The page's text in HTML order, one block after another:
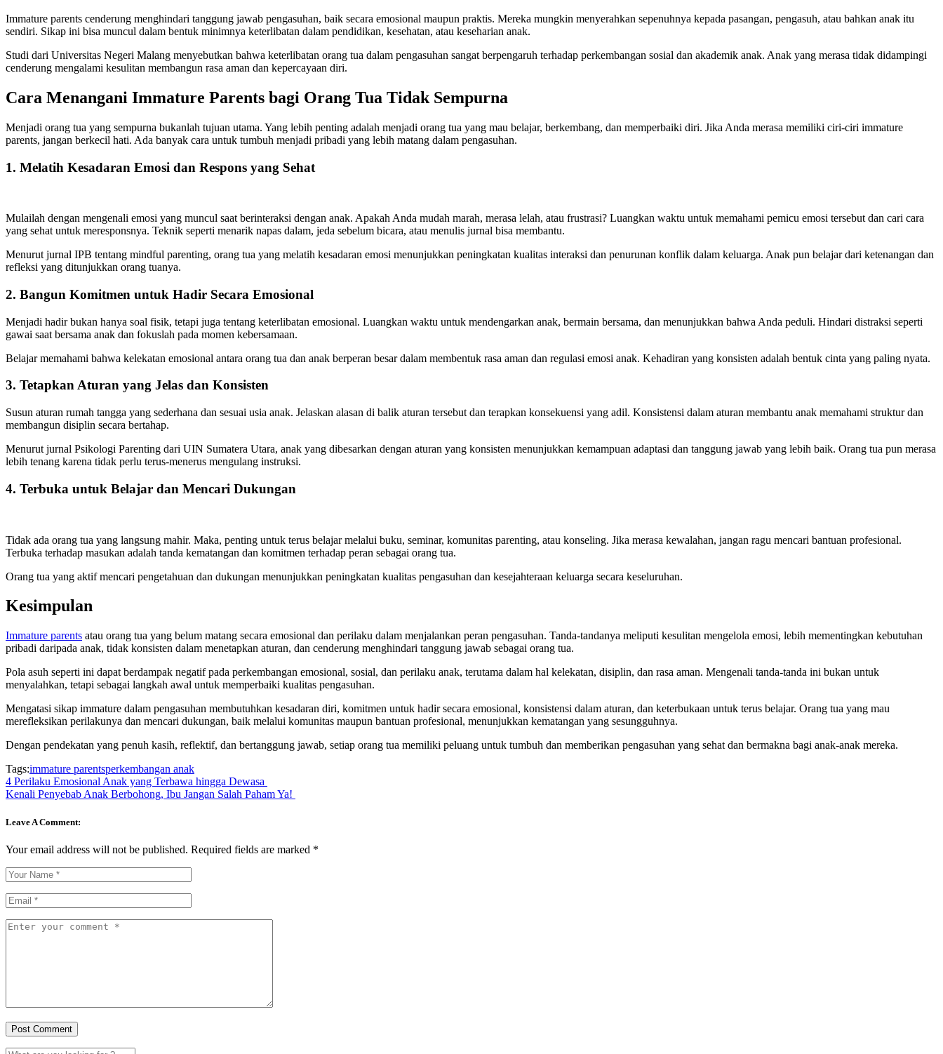
Immature parents cenderung menghindari tanggung jawab pengasuhan, baik secara emosional maupun praktis. Mereka mungkin menyerahkan sepenuhnya kepada pasangan, pengasuh, atau bahkan anak itu
sendiri. Sikap ini bisa muncul dalam bentuk minimnya keterlibatan dalam pendidikan, kesehatan, atau keseharian anak.
Studi dari Universitas Negeri Malang menyebutkan bahwa keterlibatan orang tua dalam pengasuhan sangat berpengaruh terhadap perkembangan sosial dan akademik anak. Anak yang merasa tidak didampingi
cenderung mengalami kesulitan membangun rasa aman dan kepercayaan diri.
Cara Menangani Immature Parents bagi Orang Tua Tidak Sempurna
Menjadi orang tua yang sempurna bukanlah tujuan utama. Yang lebih penting adalah menjadi orang tua yang mau belajar, berkembang, dan memperbaiki diri. Jika Anda merasa memiliki ciri-ciri immature
parents, jangan berkecil hati. Ada banyak cara untuk tumbuh menjadi pribadi yang lebih matang dalam pengasuhan.
1. Melatih Kesadaran Emosi dan Respons yang Sehat
Mulailah dengan mengenali emosi yang muncul saat berinteraksi dengan anak. Apakah Anda mudah marah, merasa lelah, atau frustrasi? Luangkan waktu untuk memahami pemicu emosi tersebut dan cari cara
yang sehat untuk meresponsnya. Teknik seperti menarik napas dalam, jeda sebelum bicara, atau menulis jurnal bisa membantu.
Menurut jurnal IPB tentang mindful parenting, orang tua yang melatih kesadaran emosi menunjukkan peningkatan kualitas interaksi dan penurunan konflik dalam keluarga. Anak pun belajar dari ketenangan dan
refleksi yang ditunjukkan orang tuanya.
2. Bangun Komitmen untuk Hadir Secara Emosional
Menjadi hadir bukan hanya soal fisik, tetapi juga tentang keterlibatan emosional. Luangkan waktu untuk mendengarkan anak, bermain bersama, dan menunjukkan bahwa Anda peduli. Hindari distraksi seperti
gawai saat bersama anak dan fokuslah pada momen kebersamaan.
Belajar memahami bahwa kelekatan emosional antara orang tua dan anak berperan besar dalam membentuk rasa aman dan regulasi emosi anak. Kehadiran yang konsisten adalah bentuk cinta yang paling nyata.
3. Tetapkan Aturan yang Jelas dan Konsisten
Susun aturan rumah tangga yang sederhana dan sesuai usia anak. Jelaskan alasan di balik aturan tersebut dan terapkan konsekuensi yang adil. Konsistensi dalam aturan membantu anak memahami struktur dan
membangun disiplin secara bertahap.
Menurut jurnal Psikologi Parenting dari UIN Sumatera Utara, anak yang dibesarkan dengan aturan yang konsisten menunjukkan kemampuan adaptasi dan tanggung jawab yang lebih baik. Orang tua pun merasa
lebih tenang karena tidak perlu terus-menerus mengulang instruksi.
4. Terbuka untuk Belajar dan Mencari Dukungan
Tidak ada orang tua yang langsung mahir. Maka, penting untuk terus belajar melalui buku, seminar, komunitas parenting, atau konseling. Jika merasa kewalahan, jangan ragu mencari bantuan profesional.
Terbuka terhadap masukan adalah tanda kematangan dan komitmen terhadap peran sebagai orang tua.
Orang tua yang aktif mencari pengetahuan dan dukungan menunjukkan peningkatan kualitas pengasuhan dan kesejahteraan keluarga secara keseluruhan.
Kesimpulan
Immature parents atau orang tua yang belum matang secara emosional dan perilaku dalam menjalankan peran pengasuhan. Tanda-tandanya meliputi kesulitan mengelola emosi, lebih mementingkan kebutuhan
pribadi daripada anak, tidak konsisten dalam menetapkan aturan, dan cenderung menghindari tanggung jawab sebagai orang tua.
Pola asuh seperti ini dapat berdampak negatif pada perkembangan emosional, sosial, dan perilaku anak, terutama dalam hal kelekatan, disiplin, dan rasa aman. Mengenali tanda-tanda ini bukan untuk
menyalahkan, tetapi sebagai langkah awal untuk memperbaiki kualitas pengasuhan.
Mengatasi sikap immature dalam pengasuhan membutuhkan kesadaran diri, komitmen untuk hadir secara emosional, konsistensi dalam aturan, dan keterbukaan untuk terus belajar. Orang tua yang mau
merefleksikan perilakunya dan mencari dukungan, baik melalui komunitas maupun bantuan profesional, menunjukkan kematangan yang sesungguhnya.
Dengan pendekatan yang penuh kasih, reflektif, dan bertanggung jawab, setiap orang tua memiliki peluang untuk tumbuh dan memberikan pengasuhan yang sehat dan bermakna bagi anak-anak mereka.
Tags:immature parentsperkembangan anak
4 Perilaku Emosional Anak yang Terbawa hingga Dewasa
Kenali Penyebab Anak Berbohong, Ibu Jangan Salah Paham Ya!
Leave A Comment:
Your email address will not be published. Required fields are marked *